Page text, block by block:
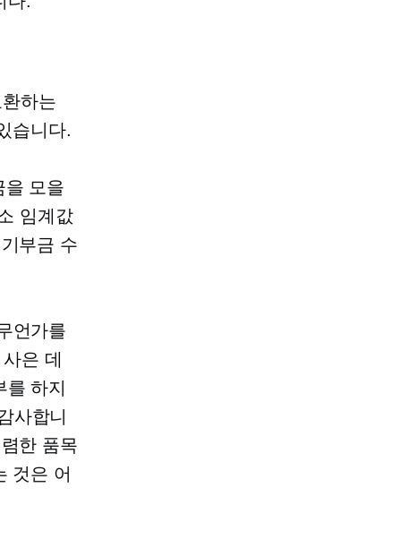
하는
습니다.
을 모을
임계값
부금 수
언가를
사은 데
하지
사합니
한 품목
것은 어